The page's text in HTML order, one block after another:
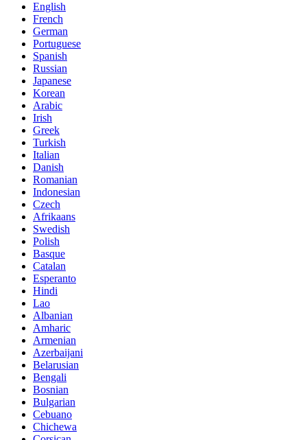
English
French
German
Portuguese
Spanish
Russian
Japanese
Korean
Arabic
Irish
Greek
Turkish
Italian
Danish
Romanian
Indonesian
Czech
Afrikaans
Swedish
Polish
Basque
Catalan
Esperanto
Hindi
Lao
Albanian
Amharic
Armenian
Azerbaijani
Belarusian
Bengali
Bosnian
Bulgarian
Cebuano
Chichewa